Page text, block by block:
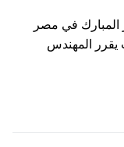
المبارك في مصر
يقرر المهندس